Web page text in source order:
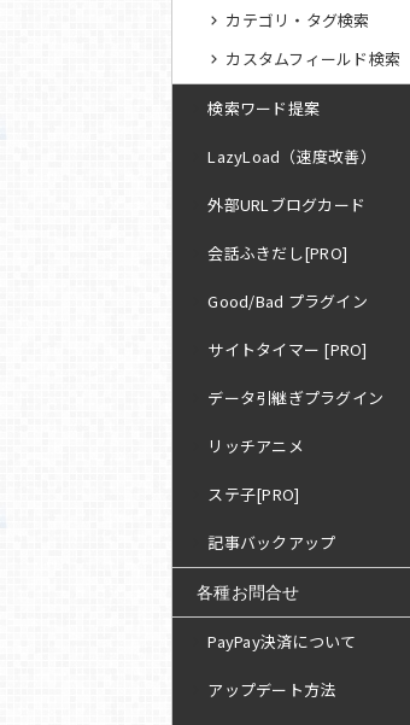
カテゴリ・タグ検索
カスタムフィールド検索
検索ワード提案
LazyLoad（速度改善）
外部URLブログカード
会話ふきだし[PRO]
Good/Bad プラグイン
サイトタイマー [PRO]
データ引継ぎプラグイン
リッチアニメ
ステ子[PRO]
記事バックアップ
各種お問合せ
PayPay決済について
アップデート方法